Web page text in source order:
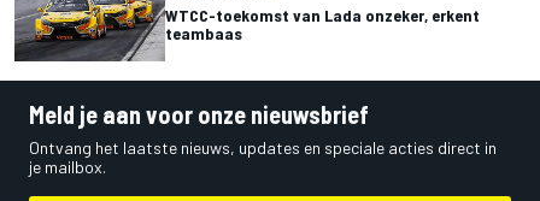
WTCC-toekomst van Lada onzeker, erkent
teambaas
Meld je aan voor onze nieuwsbrief
Ontvang het laatste nieuws, updates en speciale acties direct in
je mailbox.